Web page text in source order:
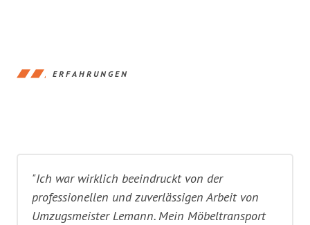
ERFAHRUNGEN
"Ich war wirklich beeindruckt von der
professionellen und zuverlässigen Arbeit von
Umzugsmeister Lemann. Mein Möbeltransport